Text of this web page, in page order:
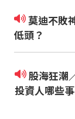
莫迪不敗神話破滅 印度Z世代如何逼政府
低頭？
股海狂潮／韓股槓桿投資釀股災 示警台股
投資人哪些事